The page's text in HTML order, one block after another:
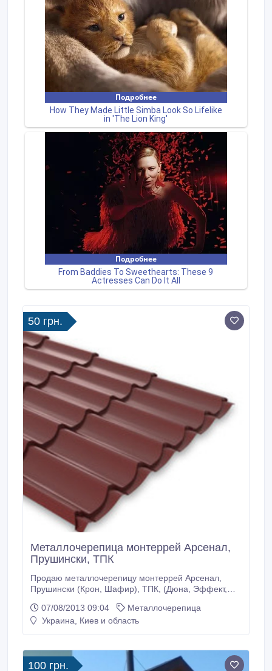
50 грн.
Металлочерепица монтеррей Арсенал,
Прушински, ТПК
Продаю металлочерепицу монтеррей Арсенал,
Прушински (Крон, Шафир), ТПК, (Дюна, Эффект,
полиэстер, мат-полиэстер, пурекс, пурал, цвет
любой по RAL, изготовление в течении недели.
07/08/2013 09:04
Металлочерепица
Украина, Киев и область
100 грн.